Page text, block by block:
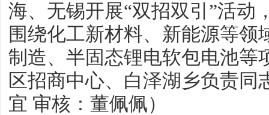
海、无锡开展“双招双引”活动
围绕化工新材料、新能源等领
制造、半固态锂电软包电池等
区招商中心、白泽湖乡负责
宜 审核：董佩佩）